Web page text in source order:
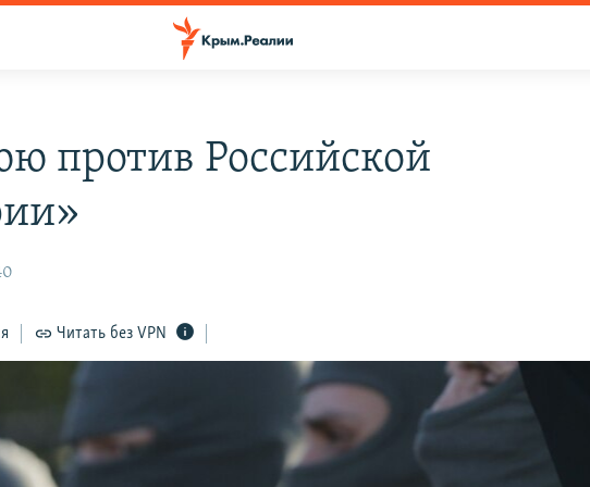
против Российской
Читать без VPN